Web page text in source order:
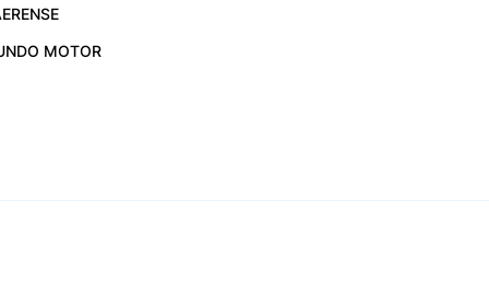
MOTOR